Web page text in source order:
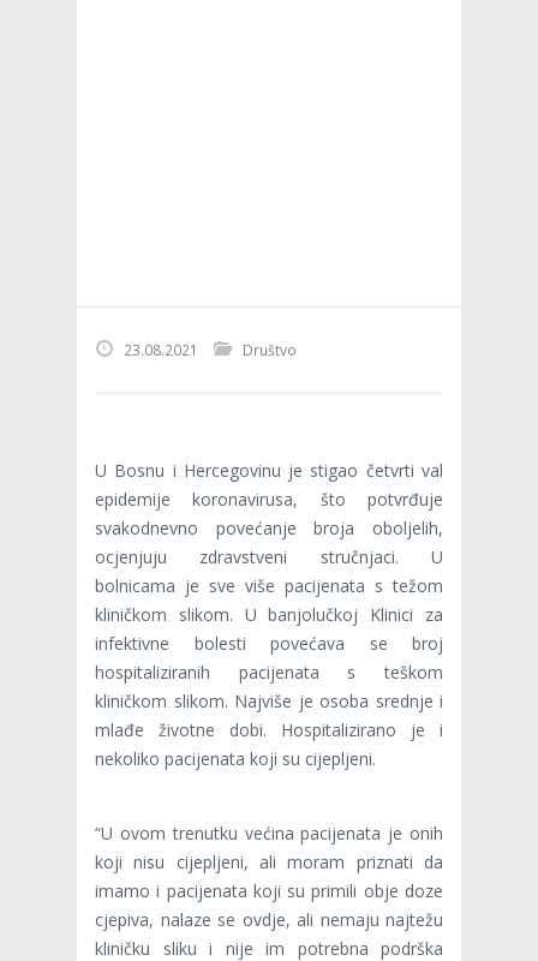
23.08.2021 Društvo
U Bosnu i Hercegovinu je stigao četvrti val
epidemije koronavirusa, što potvrđuje
svakodnevno povećanje broja oboljelih,
ocjenjuju zdravstveni stručnjaci. U
bolnicama je sve više pacijenata s težom
kliničkom slikom. U banjolučkoj Klinici za
infektivne bolesti povećava se broj
hospitaliziranih pacijenata s teškom
kliničkom slikom. Najviše je osoba srednje i
mlađe životne dobi. Hospitalizirano je i
nekoliko pacijenata koji su cijepljeni.
“U ovom trenutku većina pacijenata je onih
koji nisu cijepljeni, ali moram priznati da
imamo i pacijenata koji su primili obje doze
cjepiva, nalaze se ovdje, ali nemaju najtežu
kliničku sliku i nije im potrebna podrška